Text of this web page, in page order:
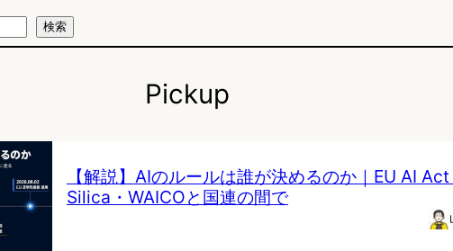
検索
Pickup
【解説】AIのルールは誰が決めるのか｜EU AI
Silica・WAICOと国連の間で